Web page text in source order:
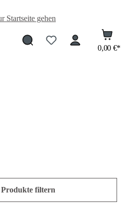
0,00 €*
Produkte filtern